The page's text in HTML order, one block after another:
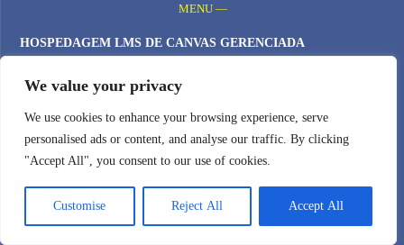
We value your privacy
We use cookies to enhance your browsing experience, serve
personalised ads or content, and analyse our traffic. By clicking
"Accept All", you consent to our use of cookies.
Customise Reject All Accept All
MENU —
HOSPEDAGEM LMS DE CANVAS GERENCIADA
DEMONSTRAÇÃO DO BIGBLUEBUTTON
CLUSTER BIGBLUEBUTTON
Política de Privacidade